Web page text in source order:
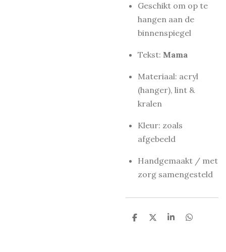
Geschikt om op te
hangen aan de
binnenspiegel
Tekst: Mama
Materiaal: acryl
(hanger), lint &
kralen
Kleur: zoals
afgebeeld
Handgemaakt / met
zorg samengesteld
D
D
S
D